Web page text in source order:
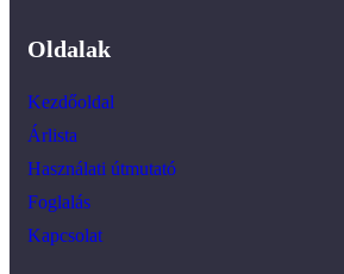
Oldalak
Kezdőoldal
Árlista
Használati útmutató
Foglalás
Kapcsolat